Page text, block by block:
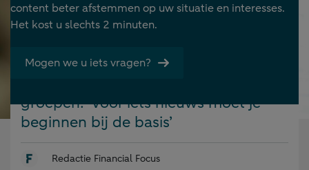
op:
Klaas van Lookeren Campagne
groepen: ‘Voor iets nieuws moet je
beginnen bij de basis’
Redactie Financial Focus
content beter afstemmen op uw situatie en interesses.
Het kost u slechts 2 minuten.
Mogen we u iets vragen?